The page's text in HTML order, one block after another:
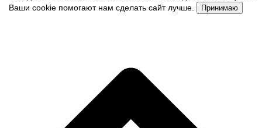
Ваши cookie помогают нам сделать сайт лучше.
Принимаю